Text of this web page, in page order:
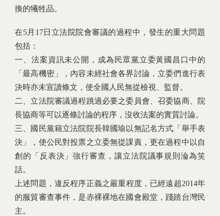
換的犧牲品。
在5月17日立法院院會審議的過程中，發生的重大問題
包括：
一、法案資訊未公開，成為民眾黨立委黃國昌口中的
「最高機密」，內容未經社會各界討論，立委們進行表
決時亦未宣讀條文，使全國人民無從檢視、監督。
二、立法院審議過程跳過必要之委員會、召委協商、院
長協商等可以逐條討論的程序，沒收法案的實質討論。
三、國民黨籍立法院院長韓國瑜以無記名方式「舉手表
決」，使公民對投票之立委無從課責，更在過程中以自
創的「反表決」強行審查，讓立法院議事規則淪為笑
話。
上述問題，違反程序正義之嚴重程度，已經遠超2014年
的服貿審查事件，是赤裸裸地在國會殿堂，踐踏台灣民
主。